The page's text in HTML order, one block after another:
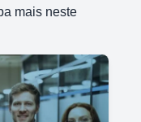
mais neste